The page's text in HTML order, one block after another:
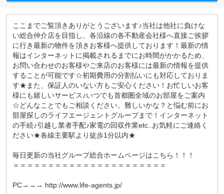
ここまでご覧頂きありがとうございます♪当社は他社に負けな
い総合仲介店を目指し、各沿線の各不動産会社様へ直接ご挨拶
に行き最新の物件を頂きお客様へ提供しております！最新の情
報はインターネットに掲載されるまでにお時間がかかるため、
お問い合わせのお客様やご来店のお客様には最新の情報を提供
することが可能です☆初期費用の分割払いにも対応しておりま
す★また、保証人のいない方もご安心ください！お忙しいお客
様にも嬉しいサービス♪いつでも首都圏全域のお部屋をご案内
☆どんなことでもご相談ください。難しいかな？と悩む前にお
部屋探しのライフエージェントグループまで！インターネット
の手続♪引越し業者手配♪家電の回収作業etc..お気軽にご連絡く
ださい★各線主要駅より徒歩1分以内★
毎日更新の当社グループ総合ホームページはこちら！！！
＝＝＝＝＝＝＝＝＝＝＝＝＝＝＝＝＝＝＝＝＝＝
PC→→→ http://www.life-agents.jp/